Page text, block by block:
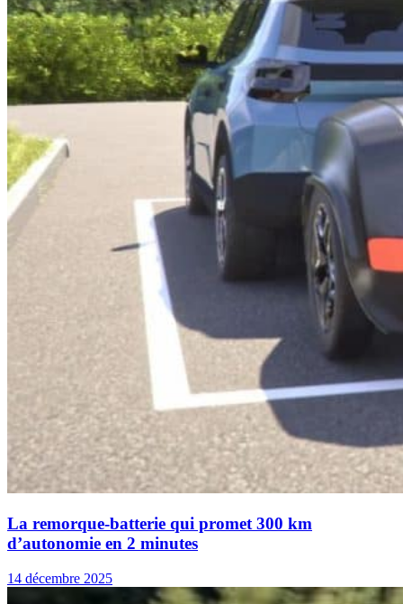
La remorque-batterie qui promet 300 km
d’autonomie en 2 minutes
14 décembre 2025